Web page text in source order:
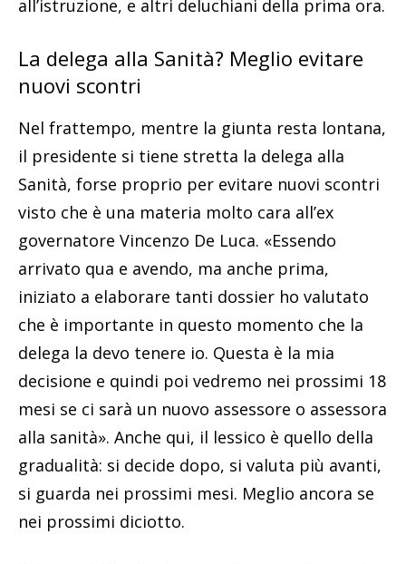
all’istruzione, e altri deluchiani della prima ora.
La delega alla Sanità? Meglio evitare
nuovi scontri
Nel frattempo, mentre la giunta resta lontana,
il presidente si tiene stretta la delega alla
Sanità, forse proprio per evitare nuovi scontri
visto che è una materia molto cara all’ex
governatore Vincenzo De Luca. «Essendo
arrivato qua e avendo, ma anche prima,
iniziato a elaborare tanti dossier ho valutato
che è importante in questo momento che la
delega la devo tenere io. Questa è la mia
decisione e quindi poi vedremo nei prossimi 18
mesi se ci sarà un nuovo assessore o assessora
alla sanità». Anche qui, il lessico è quello della
gradualità: si decide dopo, si valuta più avanti,
si guarda nei prossimi mesi. Meglio ancora se
nei prossimi diciotto.